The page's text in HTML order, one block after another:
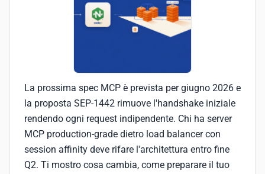
La prossima spec MCP è prevista per giugno 2026 e
la proposta SEP-1442 rimuove l'handshake iniziale
rendendo ogni request indipendente. Chi ha server
MCP production-grade dietro load balancer con
session affinity deve rifare l'architettura entro fine
Q2. Ti mostro cosa cambia, come preparare il tuo